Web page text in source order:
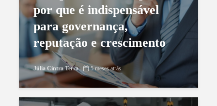
por que é indispensável
para governança,
reputação e crescimento
sustentável
Júlia Cintra Terra 5 meses atrás